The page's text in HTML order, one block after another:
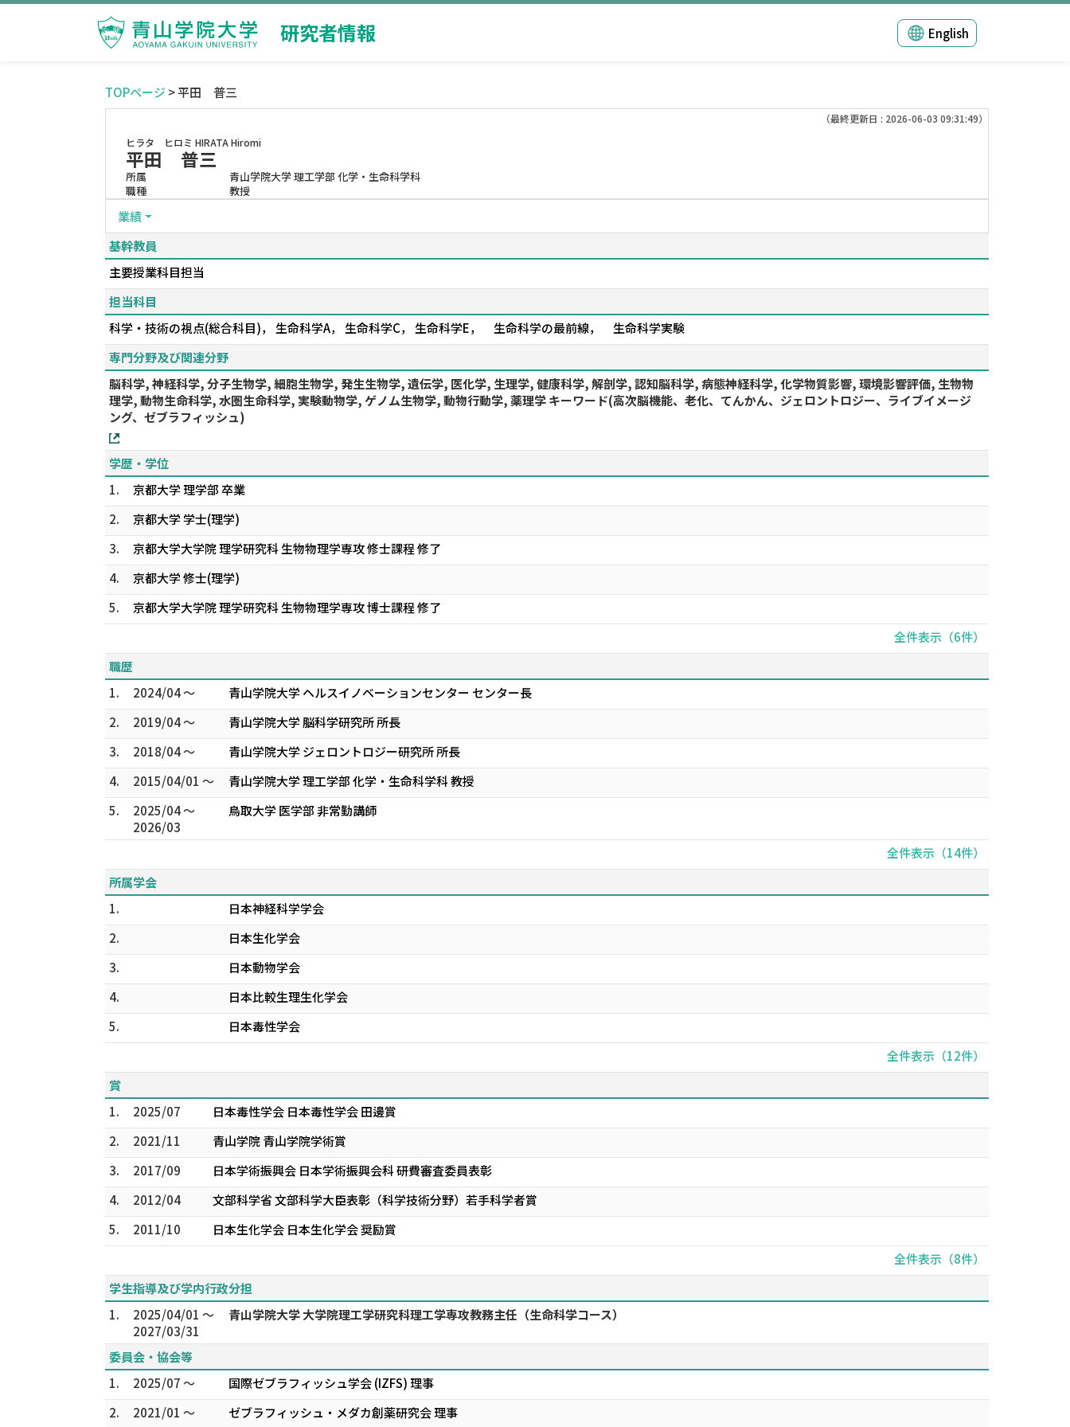
研究者情報 English
TOPページ > 平田 普三
（最終更新日 : 2026-06-03 09:31:49）
ヒラタ ヒロミ HIRATA Hiromi
平田 普三
所属
青山学院大学 理工学部 化学・生命科学科
職種
教授
業績
基幹教員
主要授業科目担当
担当科目
科学・技術の視点(総合科目)， 生命科学A， 生命科学C， 生命科学E， 生命科学の最前線， 生命科学実験
専門分野及び関連分野
脳科学, 神経科学, 分子生物学, 細胞生物学, 発生生物学, 遺伝学, 医化学, 生理学, 健康科学, 解剖学, 認知脳科学, 病態神経科学, 化学物質影響, 環境影響評価, 生物物
理学, 動物生命科学, 水圏生命科学, 実験動物学, ゲノム生物学, 動物行動学, 薬理学 キーワード(高次脳機能、老化、てんかん、ジェロントロジー、ライブイメージ
ング、ゼブラフィッシュ)
学歴・学位
1.
京都大学 理学部 卒業
2.
京都大学 学士(理学)
3.
京都大学大学院 理学研究科 生物物理学専攻 修士課程 修了
4.
京都大学 修士(理学)
5.
京都大学大学院 理学研究科 生物物理学専攻 博士課程 修了
全件表示（6件）
職歴
1.
2024/04 ～
青山学院大学 ヘルスイノベーションセンター センター長
2.
2019/04 ～
青山学院大学 脳科学研究所 所長
3.
2018/04 ～
青山学院大学 ジェロントロジー研究所 所長
4.
2015/04/01 ～
青山学院大学 理工学部 化学・生命科学科 教授
5.
2025/04 ～
2026/03
鳥取大学 医学部 非常勤講師
全件表示（14件）
所属学会
1.
日本神経科学学会
2.
日本生化学会
3.
日本動物学会
4.
日本比較生理生化学会
5.
日本毒性学会
全件表示（12件）
賞
1.
2025/07
日本毒性学会 日本毒性学会 田邊賞
2.
2021/11
青山学院 青山学院学術賞
3.
2017/09
日本学術振興会 日本学術振興会科 研費審査委員表彰
4.
2012/04
文部科学省 文部科学大臣表彰（科学技術分野）若手科学者賞
5.
2011/10
日本生化学会 日本生化学会 奨励賞
全件表示（8件）
学生指導及び学内行政分担
1.
2025/04/01 ～
2027/03/31
青山学院大学 大学院理工学研究科理工学専攻教務主任（生命科学コース）
委員会・協会等
1.
2025/07 ～
国際ゼブラフィッシュ学会 (IZFS) 理事
2.
2021/01 ～ ゼブラフィッシュ・メダカ創薬研究会 理事